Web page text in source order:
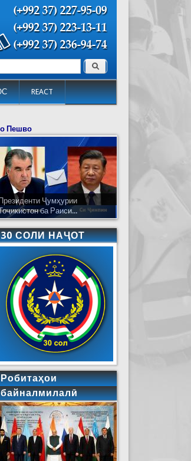
REACT
поиска Поиск
Пешво
Президенти Ҷумҳурии
ба Раиси...
30 СОЛИ НАҶОТ
Робитаҳои
байналмилалӣ